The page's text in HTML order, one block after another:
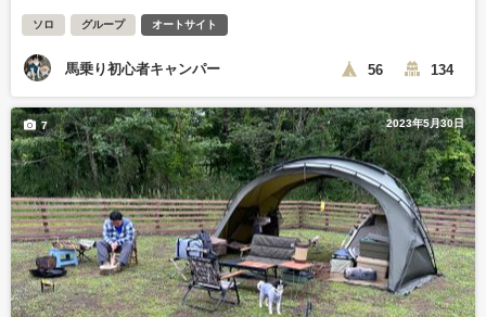
ソロ グループ オートサイト
馬乗り初心者キャンパー 56 134
2023年5月30日
7